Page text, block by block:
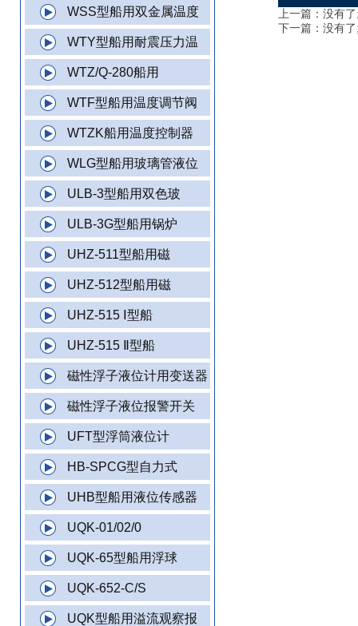
WSS型船用双金属温度
WTY型船用耐震压力温
WTZ/Q-280船用
WTF型船用温度调节阀
WTZK船用温度控制器
WLG型船用玻璃管液位
ULB-3型船用双色玻
ULB-3G型船用锅炉
UHZ-511型船用磁
UHZ-512型船用磁
UHZ-515 Ⅰ型船
UHZ-515 Ⅱ型船
磁性浮子液位计用变送器
磁性浮子液位报警开关
UFT型浮筒液位计
HB-SPCG型自力式
UHB型船用液位传感器
UQK-01/02/0
UQK-65型船用浮球
UQK-652-C/S
UQK型船用溢流观察报
上一篇：没有
下一篇：没有